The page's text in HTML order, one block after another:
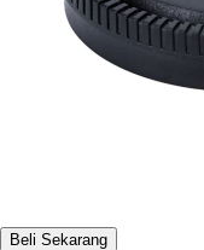
Beli Sekarang